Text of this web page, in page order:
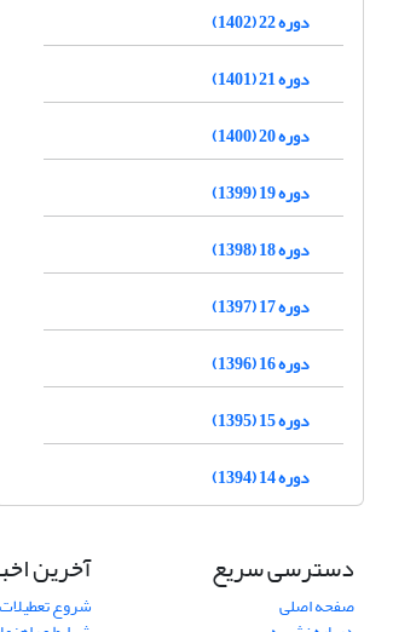
دوره 22 (1402)
دوره 21 (1401)
دوره 20 (1400)
دوره 19 (1399)
دوره 18 (1398)
دوره 17 (1397)
دوره 16 (1396)
دوره 15 (1395)
دوره 14 (1394)
دسترسی سریع
صفحه اصلی
آخرین
شروع تعطیلات